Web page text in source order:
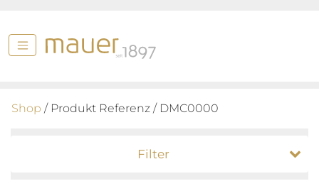
Shop / Produkt Referenz / DMC0000
Filter